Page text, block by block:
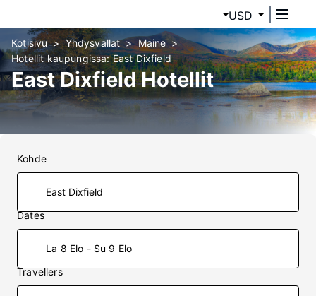
USD
Kotisivu Yhdysvallat
Maine
Hotellit kaupungissa: East Dixfield
East Dixfield Hotellit
Kohde
Dates
La 8 Elo - Su 9 Elo
Travellers